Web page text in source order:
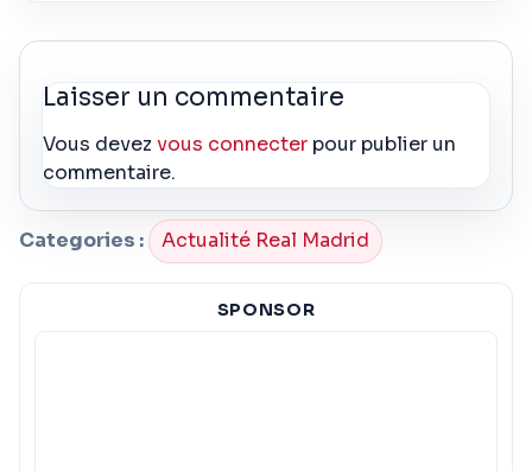
Laisser un commentaire
Vous devezvous connecter pour publier un
commentaire.
Categories : Actualité Real Madrid
SPONSOR